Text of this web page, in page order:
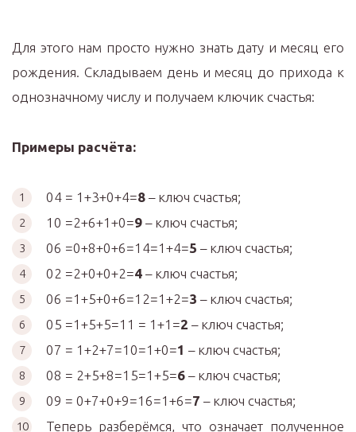
Для этого нам просто нужно знать дату и месяц его
рождения. Складываем день и месяц до прихода к
однозначному числу и получаем ключик счастья:
Примеры расчёта:
04 = 1+3+0+4=8 – ключ счастья;
10 =2+6+1+0=9 – ключ счастья;
06 =0+8+0+6=14=1+4=5 – ключ счастья;
02 =2+0+0+2=4 – ключ счастья;
06 =1+5+0+6=12=1+2=3 – ключ счастья;
05 =1+5+5=11 = 1+1=2 – ключ счастья;
07 = 1+2+7=10=1+0=1 – ключ счастья;
08 = 2+5+8=15=1+5=6 – ключ счастья;
09 = 0+7+0+9=16=1+6=7 – ключ счастья;
Теперь разберёмся, что означает полученное